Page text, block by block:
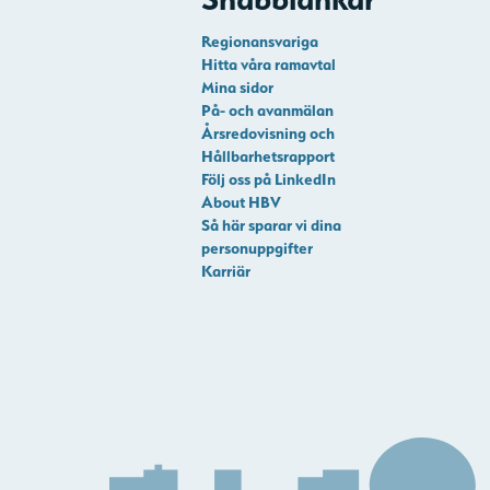
Regionansvariga
Hitta våra ramavtal
Mina sidor
På- och avanmälan
Årsredovisning och
Hållbarhetsrapport
Följ oss på LinkedIn
About HBV
Så här sparar vi dina
personuppgifter
Karriär